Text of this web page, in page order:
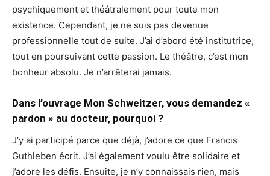
psychiquement et théâtralement pour toute mon
existence. Cependant, je ne suis pas devenue
professionnelle tout de suite. J’ai d’abord été institutrice,
tout en poursuivant cette passion. Le théâtre, c’est mon
bonheur absolu. Je n’arrêterai jamais.
Dans l’ouvrage Mon Schweitzer, vous demandez «
pardon » au docteur, pourquoi ?
J’y ai participé parce que déjà, j’adore ce que Francis
Guthleben écrit. J’ai également voulu être solidaire et
j’adore les défis. Ensuite, je n’y connaissais rien, mais